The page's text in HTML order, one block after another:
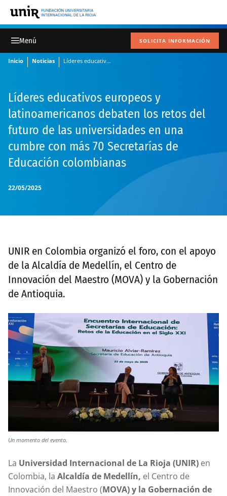
SOLICITA INFORMACIÓN
Inicio Noticias Líderes educativos europeos y latinoamericanos debaten los retos del futuro de las universidades en una cumbre con más 70 Secretarías de Educación colombianas
22/05/2025
Líderes educativos europeos y
latinoamericanos debaten los retos del
futuro de las universidades en una
cumbre con más 70 Secretarías de
Educación colombianas
UNIR en Colombia organizó el foro, con el apoyo
de la Alcaldía de Medellín, el Centro de
Innovación del Maestro (MOVA) y la Gobernación
de Antioquia.
Un momento del evento.
La Universidad Internacional de La Rioja (UNIR) en
Colombia, la Alcaldía de Medellín, el Centro de
Innovación del Maestro (MOVA) y la Gobernación de